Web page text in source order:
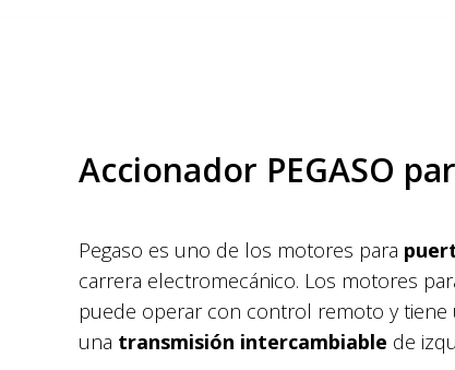
Accionador PEGASO
Pegaso es uno de los motores para
carrera electromecánico. Los motores
puede operar con control remoto y
una transmisión intercambiable de